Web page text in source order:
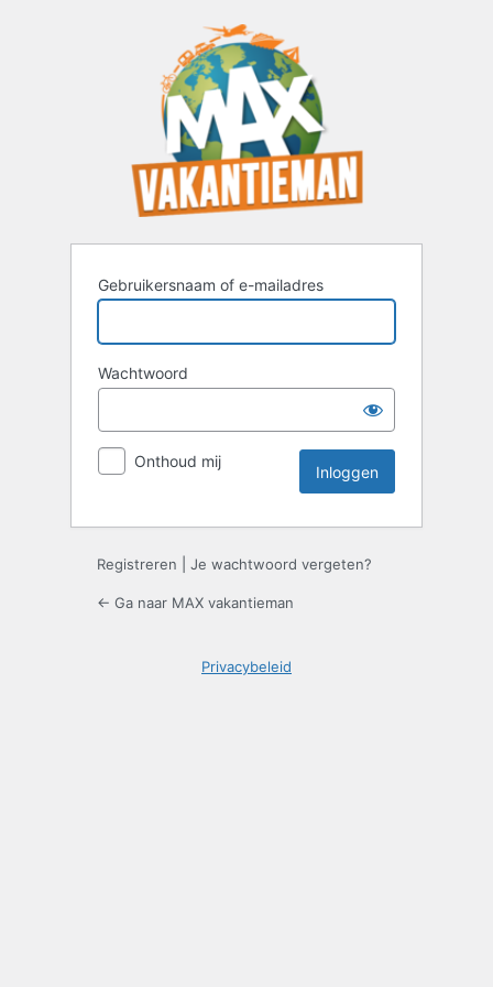
Gebruikersnaam of e-mailadres
Wachtwoord
Onthoud mij
Registreren Je wachtwoord vergeten?
← Ga naar MAX vakantieman
Privacybeleid